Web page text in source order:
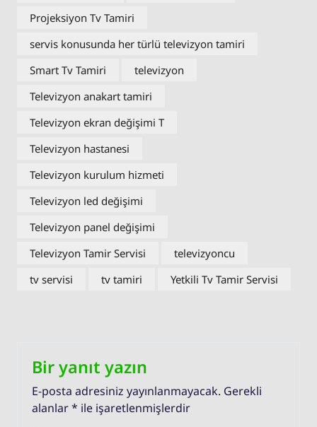
Projeksiyon Tv Tamiri
servis konusunda her türlü televizyon tamiri
Smart Tv Tamiri
televizyon
Televizyon anakart tamiri
Televizyon ekran değişimi T
Televizyon hastanesi
Televizyon kurulum hizmeti
Televizyon led değişimi
Televizyon panel değişimi
Televizyon Tamir Servisi
televizyoncu
tv servisi
tv tamiri Yetkili Tv Tamir Servisi
Bir yanıt yazın
E-posta adresiniz yayınlanmayacak. Gerekli
alanlar* ile işaretlenmişlerdir